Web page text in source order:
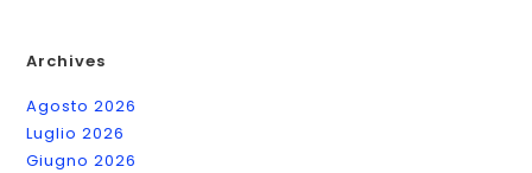
Archives
Agosto 2026
Luglio 2026
Giugno 2026